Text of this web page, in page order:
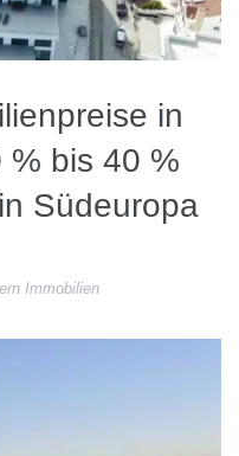
in
% bis 40 %
Südeuropa
Immobilien